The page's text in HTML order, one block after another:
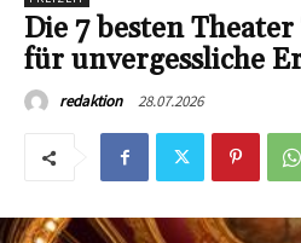
Die 7 besten
für unvergessliche
redaktion 28.07.2026